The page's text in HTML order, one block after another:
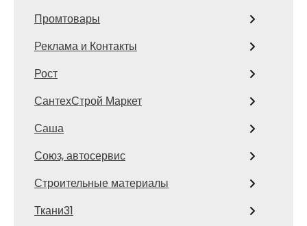
Промтовары
Реклама и Контакты
Рост
СантехСтрой Маркет
Саша
Союз, автосервис
Строительные материалы
Ткани31